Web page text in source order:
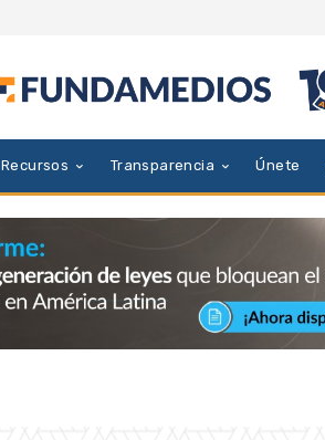
Recursos Transparencia Únete